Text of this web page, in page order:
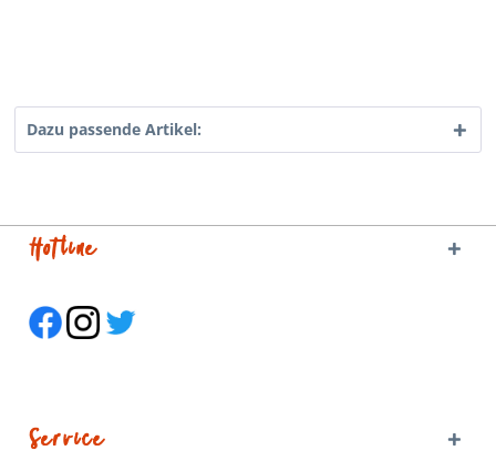
Dazu passende Artikel:
Hotline
Service